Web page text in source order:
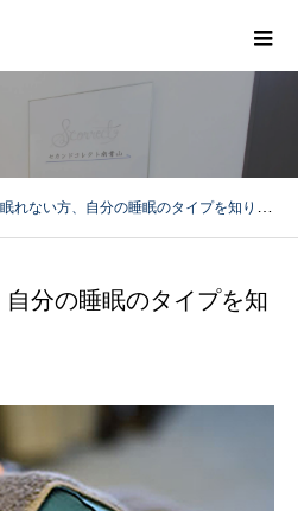
れない方、自分の睡眠のタイプを知りましょう！
分の睡眠のタイプを知